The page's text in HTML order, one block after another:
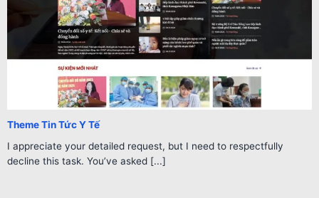
Theme Tin Tức Y Tế
I appreciate your detailed request, but I need to respectfully
decline this task. You’ve asked [...]